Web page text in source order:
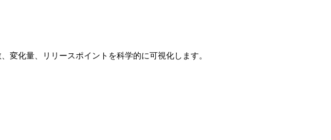
変化量、リリースポイントを科学的に可視化します。